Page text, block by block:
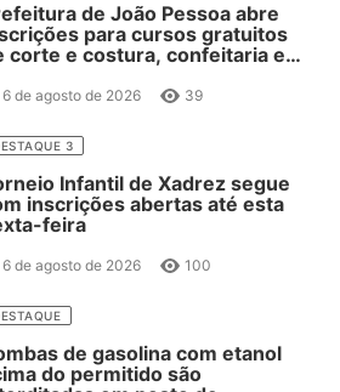
de João Pessoa abre
para cursos gratuitos
corte e costura, confeitaria e
6 de agosto de 2026 39
3
Infantil de Xadrez segue
inscrições abertas até esta
feira
6 de agosto de 2026 100
de gasolina com etanol
do permitido são